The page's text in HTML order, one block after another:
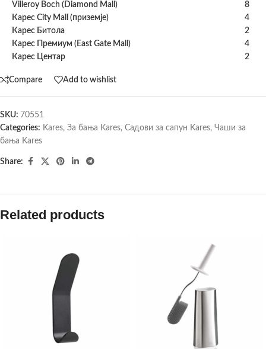
Villeroy Boch (Diamond Mall)
8
Карес City Mall (приземје)
4
Карес Битола
2
Карес Премиум (East Gate Mall)
4
Карес Центар
2
Compare Add to wishlist
SKU: 70551
Categories: Kares, За бања Kares, Садови за сапун Kares, Чаши за
бања Kares
Share:
Related products